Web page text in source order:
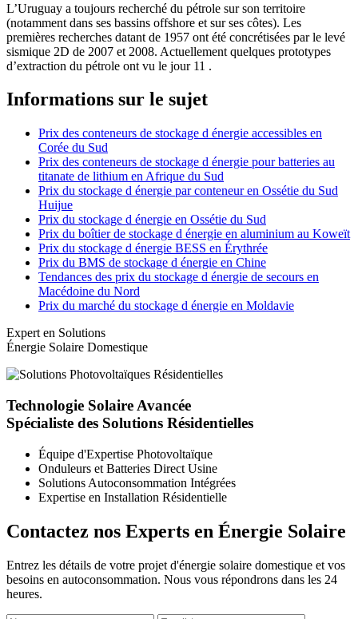
L’Uruguay a toujours recherché du pétrole sur son territoire
(notamment dans ses bassins offshore et sur ses côtes). Les
premières recherches datant de 1957 ont été concrétisées par le levé
sismique 2D de 2007 et 2008. Actuellement quelques prototypes
d’extraction du pétrole ont vu le jour 11 .
Informations sur le sujet
Prix des conteneurs de stockage d énergie accessibles en
Corée du Sud
Prix des conteneurs de stockage d énergie pour batteries au
titanate de lithium en Afrique du Sud
Prix du stockage d énergie par conteneur en Ossétie du Sud
Huijue
Prix du stockage d énergie en Ossétie du Sud
Prix du boîtier de stockage d énergie en aluminium au Koweït
Prix du stockage d énergie BESS en Érythrée
Prix du BMS de stockage d énergie en Chine
Tendances des prix du stockage d énergie de secours en
Macédoine du Nord
Prix du marché du stockage d énergie en Moldavie
Expert en Solutions
Énergie Solaire Domestique
Technologie Solaire Avancée
Spécialiste des Solutions Résidentielles
Équipe d'Expertise Photovoltaïque
Onduleurs et Batteries Direct Usine
Solutions Autoconsommation Intégrées
Expertise en Installation Résidentielle
Contactez nos Experts en Énergie Solaire
Entrez les détails de votre projet d'énergie solaire domestique et vos
besoins en autoconsommation. Nous vous répondrons dans les 24
heures.